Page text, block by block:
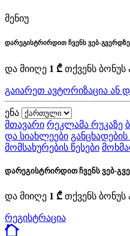
მენიუ
დარეგისტრირდით ჩვენს ვებ-გვერდზე
და მიიღე 1 ₾ თქვენს ბონუს
გაიარეთ ავტორიზაცია ან
ენა
მთავარი რეკლამა რუკაზე
და სიახლეები
მომსახურების წესები
დარეგისტრირდით ჩვენს ვებ-
და მიიღე 1 ₾ თქვენს ბონუს
რეგისტრაცია